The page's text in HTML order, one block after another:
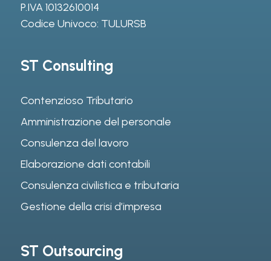
P.IVA 10132610014
Codice Univoco: TULURSB
ST Consulting
Contenzioso Tributario
Amministrazione del personale
Consulenza del lavoro
Elaborazione dati contabili
Consulenza civilistica e tributaria
Gestione della crisi d’impresa
ST Outsourcing